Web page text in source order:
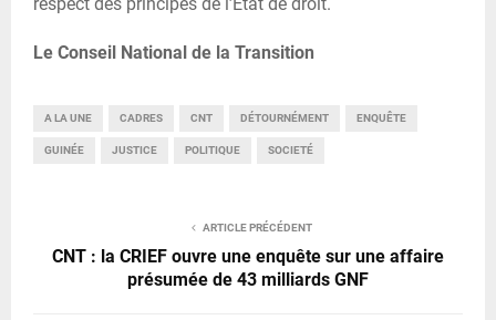
Le Conseil National de la Transition
A LA UNE CADRES CNT DÉTOURNÉMENT ENQUÊTE
GUINÉE JUSTICE POLITIQUE SOCIETÉ
ARTICLE PRÉCÉDENT
CNT : la CRIEF ouvre une enquête sur une affaire
présumée de 43 milliards GNF